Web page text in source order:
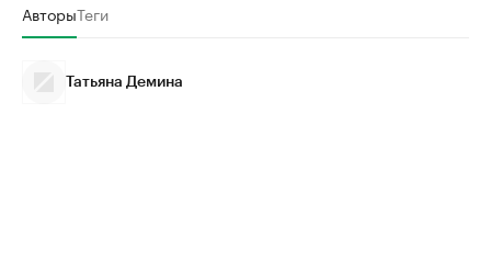
АвторыТеги
Татьяна Демина